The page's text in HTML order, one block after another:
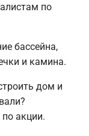
по
бассейна,
и камина.
дом и
акции.